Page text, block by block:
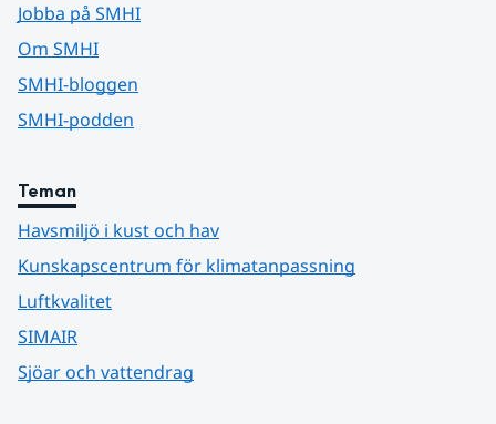
Jobba på SMHI
Om SMHI
SMHI-bloggen
SMHI-podden
Teman
Havsmiljö i kust och hav
Kunskapscentrum för klimatanpassning
Luftkvalitet
SIMAIR
Sjöar och vattendrag